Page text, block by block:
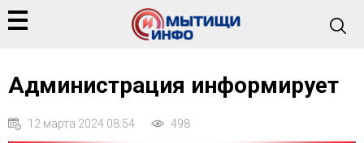
Администрация информирует
12 марта 2024 08:54 498